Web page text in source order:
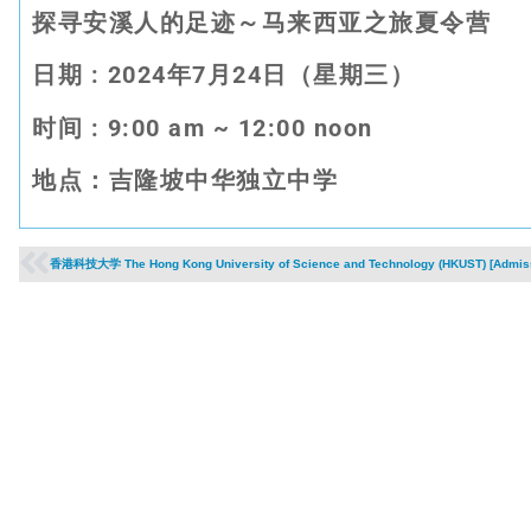
探寻安溪人的足迹～马来西亚之旅夏令营
日期 : 2024年7月 24 日（星期三）
时间 : 9:00 am ~ 12:00 noon
地点：吉隆坡中华独立中学
香港科技大学 The Hong Kong University of Science and Technology (HKUST)